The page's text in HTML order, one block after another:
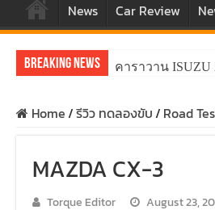
News Car Review
Breaking News คาราวาน
Home/รีวิว ทดลองขับ/ Road
MAZDA CX-3
Torque Editor August 23,